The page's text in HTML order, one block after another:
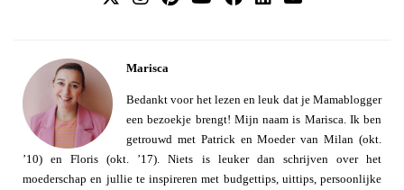
Marisca
Bedankt voor het lezen en leuk dat je Mamablogger
een bezoekje brengt! Mijn naam is Marisca. Ik ben
getrouwd met Patrick en Moeder van Milan (okt.
’10) en Floris (okt. ’17). Niets is leuker dan schrijven over het
moederschap en jullie te inspireren met budgettips, uittips, persoonlijke